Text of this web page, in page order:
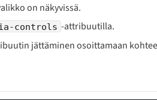
on näkyvissä.
controls -attribuutilla.
jättäminen osoittamaan